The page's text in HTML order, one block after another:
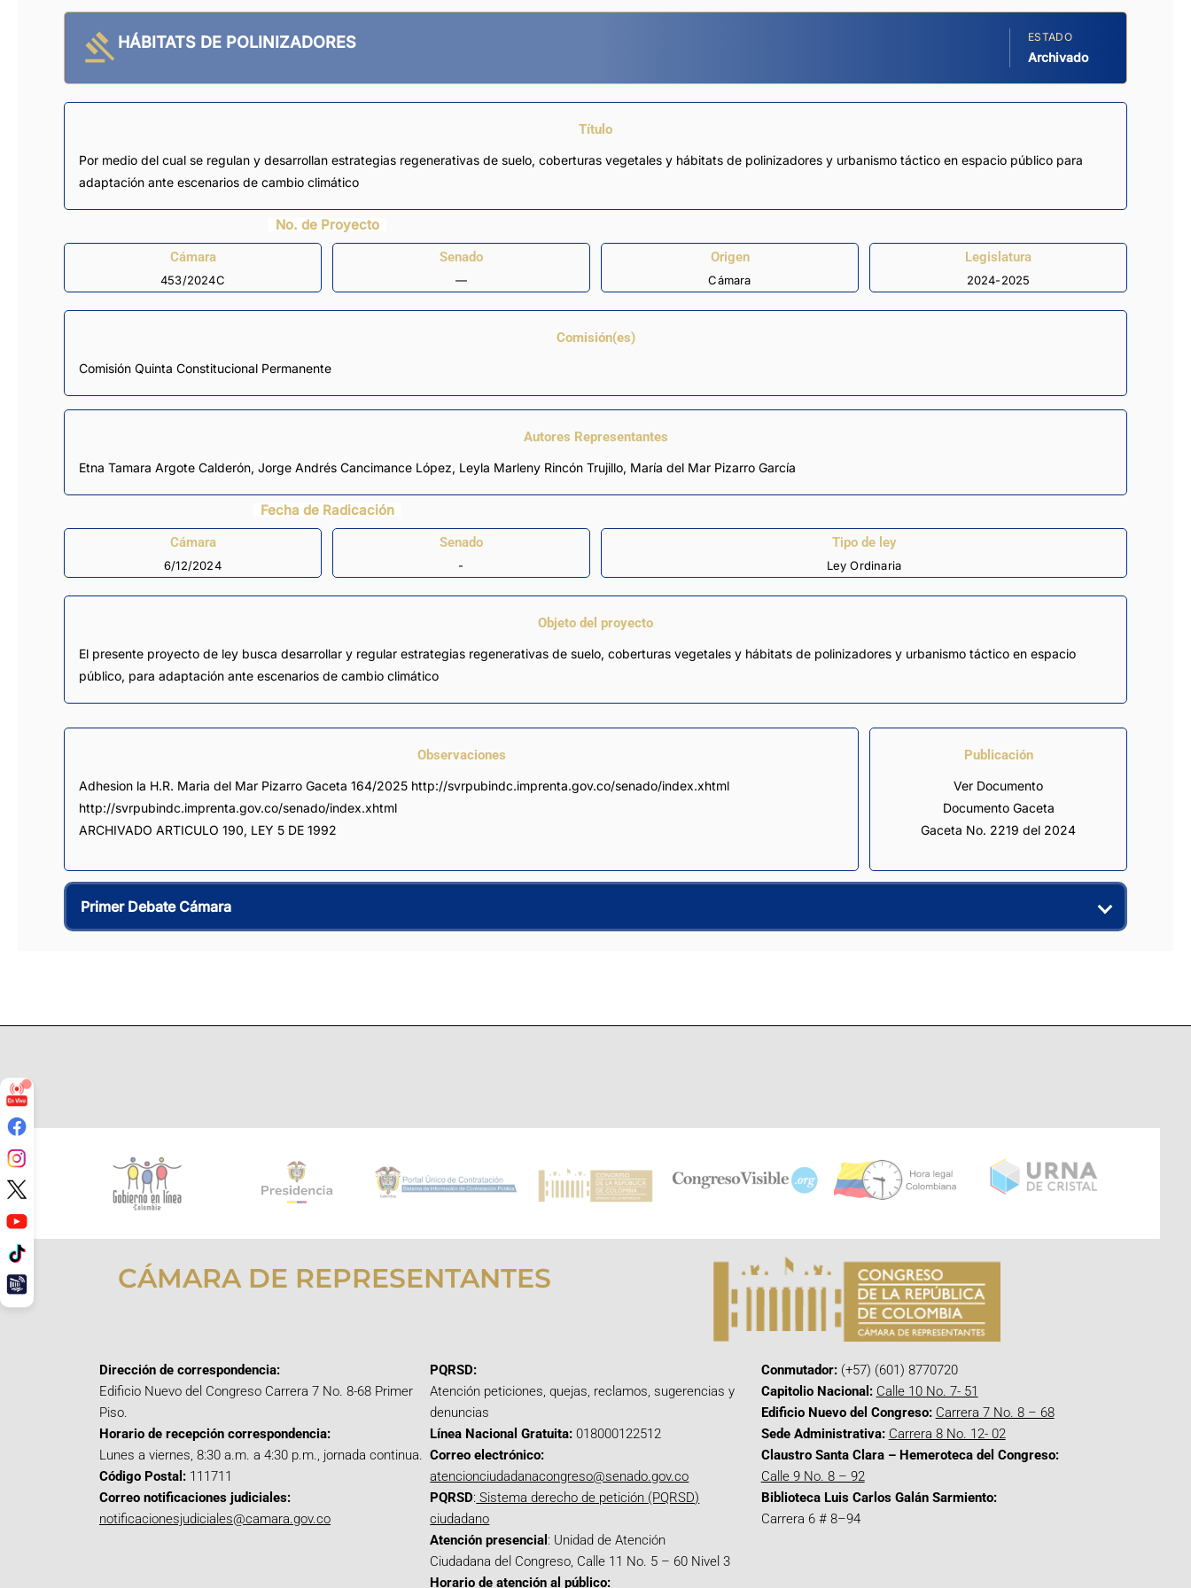
HÁBITATS DE POLINIZADORES ESTADO
Archivado
Título
Por medio del cual se regulan y desarrollan estrategias regenerativas de suelo, coberturas vegetales y hábitats de polinizadores y urbanismo táctico en espacio público para
adaptación ante escenarios de cambio climático
No. de Proyecto
Cámara
453/2024C
Senado
—
Origen
Cámara
Legislatura
2024-2025
Comisión(es)
Comisión Quinta Constitucional Permanente
Autores Representantes
Etna Tamara Argote Calderón, Jorge Andrés Cancimance López, Leyla Marleny Rincón Trujillo, María del Mar Pizarro García
Fecha de Radicación
Cámara
6/12/2024
Senado
-
Tipo de ley
Ley Ordinaria
Objeto del proyecto
El presente proyecto de ley busca desarrollar y regular estrategias regenerativas de suelo, coberturas vegetales y hábitats de polinizadores y urbanismo táctico en espacio
público, para adaptación ante escenarios de cambio climático
Observaciones
Adhesion la H.R. Maria del Mar Pizarro Gaceta 164/2025 http://svrpubindc.imprenta.gov.co/senado/index.xhtml
http://svrpubindc.imprenta.gov.co/senado/index.xhtml
ARCHIVADO ARTICULO 190, LEY 5 DE 1992
Publicación
Ver Documento
Documento Gaceta
Gaceta No. 2219 del 2024
Primer Debate Cámara
CÁMARA DE REPRESENTANTES
Dirección de correspondencia:
Edificio Nuevo del Congreso Carrera 7 No. 8-68 Primer
Piso.
Horario de recepción correspondencia:
Lunes a viernes, 8:30 a.m. a 4:30 p.m., jornada continua.
Código Postal: 111711
Correo notificaciones judiciales:
notificacionesjudiciales@camara.gov.co
PQRSD:
Atención peticiones, quejas, reclamos, sugerencias y
denuncias
Línea Nacional Gratuita: 018000122512
Correo electrónico:
atencionciudadanacongreso@senado.gov.co
PQRSD: Sistema derecho de petición (PQRSD)
ciudadano
Atención presencial : Unidad de Atención
Ciudadana del Congreso, Calle 11 No. 5 – 60 Nivel 3
Horario de atención al público:
Conmutador:(+57) (601) 8770720
Capitolio Nacional: Calle 10 No. 7- 51
Edificio Nuevo del Congreso: Carrera 7 No. 8 – 68
Sede Administrativa: Carrera 8 No. 12- 02
Claustro Santa Clara – Hemeroteca del Congreso:
Calle 9 No. 8 – 92
Biblioteca Luis Carlos Galán Sarmiento:
Carrera 6 # 8–94